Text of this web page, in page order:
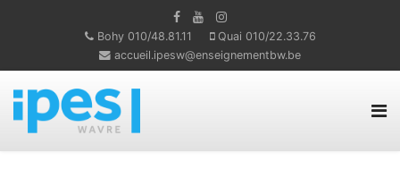
Bohy 010/48.81.11
Quai 010/22.33.76
accueil.ipesw@enseignementbw.be